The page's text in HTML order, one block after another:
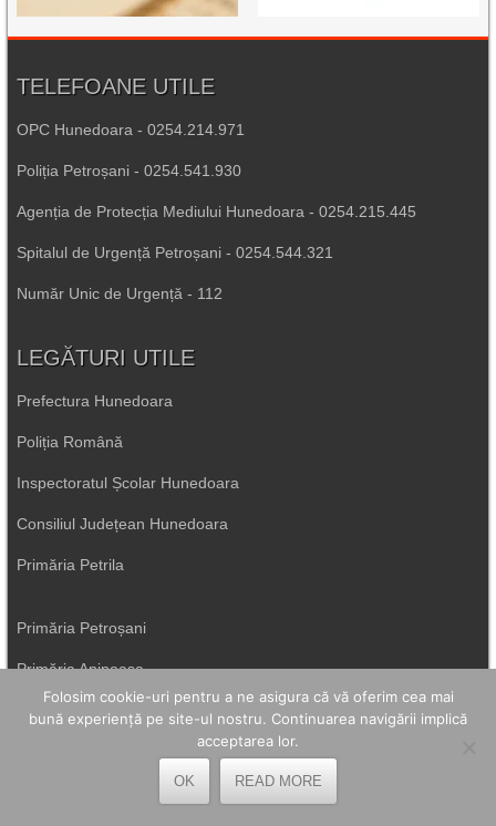
TELEFOANE UTILE
OPC Hunedoara - 0254.214.971
Poliția Petroșani - 0254.541.930
Agenția de Protecția Mediului Hunedoara - 0254.215.445
Spitalul de Urgență Petroșani - 0254.544.321
Număr Unic de Urgență - 112
LEGĂTURI UTILE
Prefectura Hunedoara
Poliția Română
Inspectoratul Școlar Hunedoara
Consiliul Județean Hunedoara
Primăria Petrila
Primăria Petroșani
Primăria Aninoasa
Primăria Lupeni
Direcția de Sănătate Hunedoara
Folosim cookie-uri pentru a ne asigura că vă oferim cea mai
bună experiență pe site-ul nostru. Continuarea navigării implică
acceptarea lor.
OK READ MORE